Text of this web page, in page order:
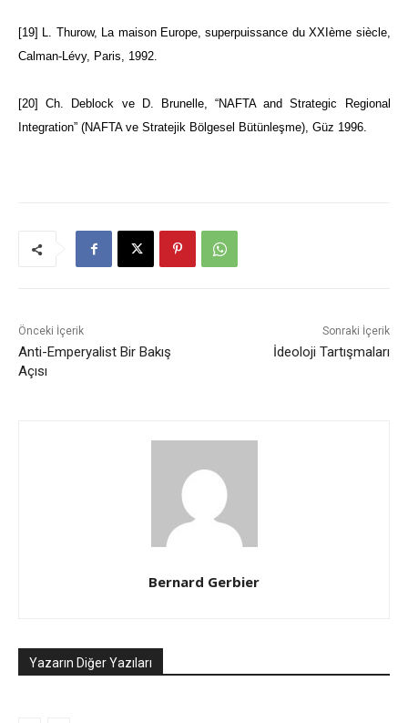
[19]
L. Thurow, La maison Europe, superpuissance du XXIème siècle,
Calman-Lévy, Paris, 1992.
[20]
Ch. Deblock ve D. Brunelle, “NAFTA and Strategic Regional
Integration” (NAFTA ve Stratejik Bölgesel Bütünleşme), Güz 1996.
Önceki İçerik
Anti-Emperyalist Bir Bakış
Açısı
Sonraki İçerik
İdeoloji Tartışmaları
Bernard Gerbier
Yazarın Diğer Yazıları